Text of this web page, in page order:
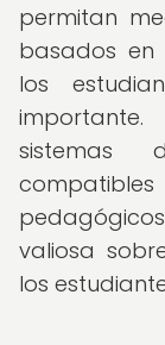
permitan
basados en
los
sistemas
valiosa
los